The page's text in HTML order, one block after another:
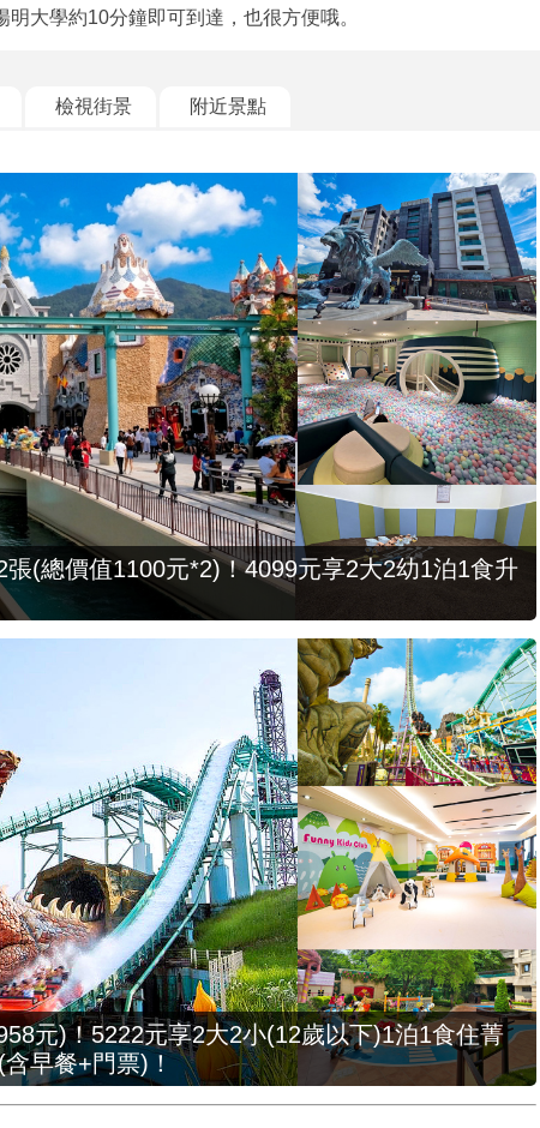
大學約10分鐘即可到達，也很方便哦。
檢視街景 附近景點
(總價值1100元*2)！4099元享2大2幼1泊1食升
元)！5222元享2大2小(12歲以下)1泊1食住菁
早餐+門票)！